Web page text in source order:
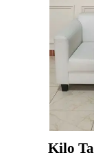
Kilo